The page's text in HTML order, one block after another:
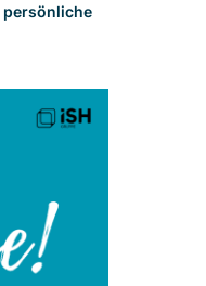
persönliche